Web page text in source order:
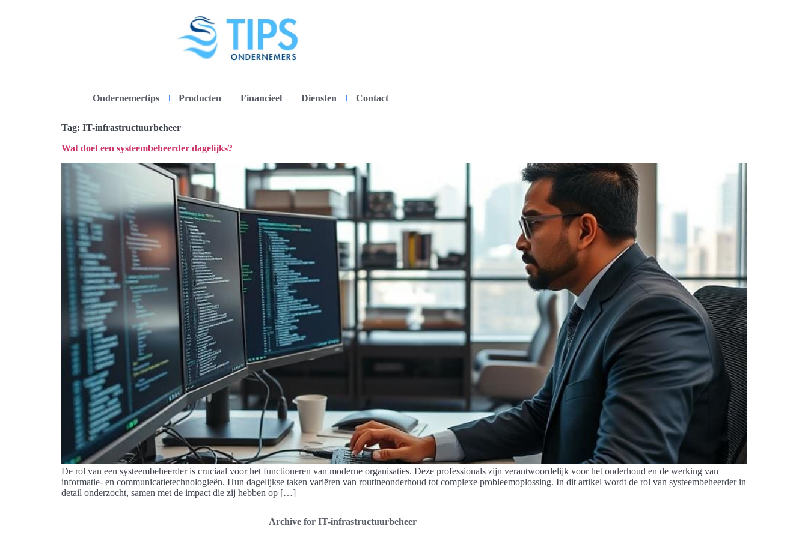
Ondernemertips Producten Financieel Diensten Contact
Tag: IT-infrastructuurbeheer
Wat doet een systeembeheerder dagelijks?
De rol van een systeembeheerder is cruciaal voor het functioneren van moderne organisaties. Deze professionals zijn verantwoordelijk voor het onderhoud en de werking van
informatie- en communicatietechnologieën. Hun dagelijkse taken variëren van routineonderhoud tot complexe probleemoplossing. In dit artikel wordt de rol van systeembeheerder in
detail onderzocht, samen met de impact die zij hebben op […]
Archive for IT-infrastructuurbeheer